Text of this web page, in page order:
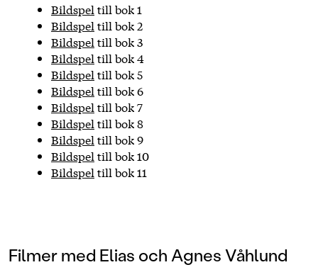
Bildspel till bok 1
Bildspel till bok 2
Bildspel till bok 3
Bildspel till bok 4
Bildspel till bok 5
Bildspel till bok 6
Bildspel till bok 7
Bildspel till bok 8
Bildspel till bok 9
Bildspel till bok 10
Bildspel till bok 11
Filmer med Elias och Agnes Våhlund